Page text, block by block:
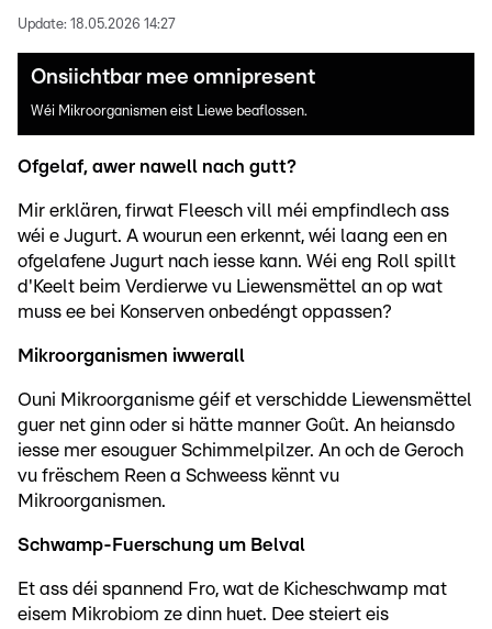
Update: 18.05.2026 14:27
Onsiichtbar mee omnipresent
Wéi Mikroorganismen eist Liewe beaflossen.
Ofgelaf, awer nawell nach gutt?
Mir erklären, firwat Fleesch vill méi empfindlech ass
wéi e Jugurt. A wourun een erkennt, wéi laang een en
ofgelafene Jugurt nach iesse kann. Wéi eng Roll spillt
d'Keelt beim Verdierwe vu Liewensmëttel an op wat
muss ee bei Konserven onbedéngt oppassen?
Mikroorganismen iwwerall
Ouni Mikroorganisme géif et verschidde Liewensmëttel
guer net ginn oder si hätte manner Goût. An heiansdo
iesse mer esouguer Schimmelpilzer. An och de Geroch
vu frëschem Reen a Schweess kënnt vu
Mikroorganismen.
Schwamp-Fuerschung um Belval
Et ass déi spannend Fro, wat de Kicheschwamp mat
eisem Mikrobiom ze dinn huet. Dee steiert eis